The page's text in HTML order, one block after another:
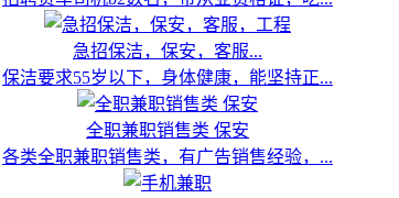
急招保洁，保安，客服...
保洁要求55岁以下，身体健康，能坚持正...
全职兼职销售类 保安
各类全职兼职销售类，有广告销售经验，...